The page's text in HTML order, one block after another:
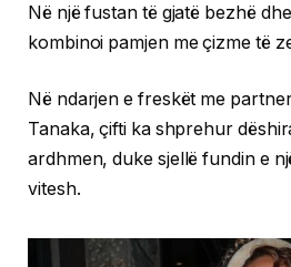
Në një fustan të gjatë bezhë
kombinoi pamjen me çizme të
Në ndarjen e freskët me
Tanaka, çifti ka shprehur
ardhmen, duke sjellë fundin e
vitesh.